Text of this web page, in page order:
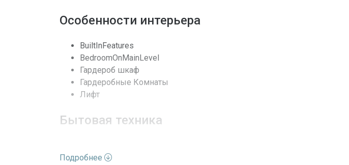
Выход к воде
Кондиционеры
Безопасность
Особенности интерьера
BuiltInFeatures
BedroomOnMainLevel
Гардероб шкаф
Гардеробные Комнаты
Лифт
Бытовая техника
Посудомойка
Подробнее